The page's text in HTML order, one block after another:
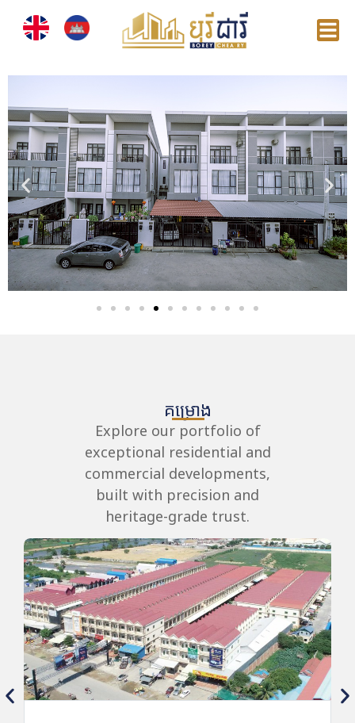
គម្រោង
Explore our portfolio of
exceptional residential and
commercial developments,
built with precision and
heritage-grade trust.